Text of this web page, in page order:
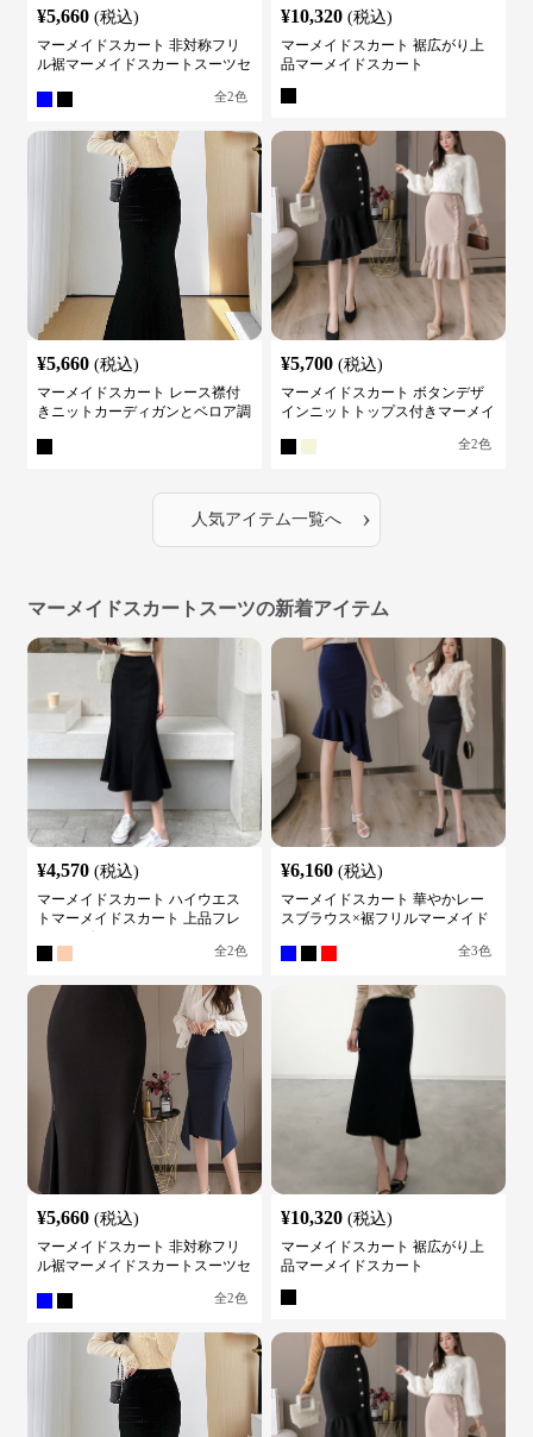
¥5,660 (税込)
マーメイドスカート 非対称フリ
ル裾マーメイドスカートスーツセ
全2色
¥10,320 (税込)
マーメイドスカート 裾広がり上
品マーメイドスカート
¥5,660 (税込)
マーメイドスカート レース襟付
きニットカーディガンとベロア調
¥5,700 (税込)
マーメイドスカート ボタンデザ
インニットトップス付きマーメイ
全2色
人気アイテム一覧へ ›
マーメイドスカートスーツの新着アイテム
¥4,570 (税込)
マーメイドスカート ハイウエス
トマーメイドスカート 上品フレ
全2色
¥6,160 (税込)
マーメイドスカート 華やかレー
スブラウス×裾フリルマーメイド
全3色
¥5,660 (税込)
マーメイドスカート 非対称フリ
ル裾マーメイドスカートスーツセ
全2色
¥10,320 (税込)
マーメイドスカート 裾広がり上
品マーメイドスカート